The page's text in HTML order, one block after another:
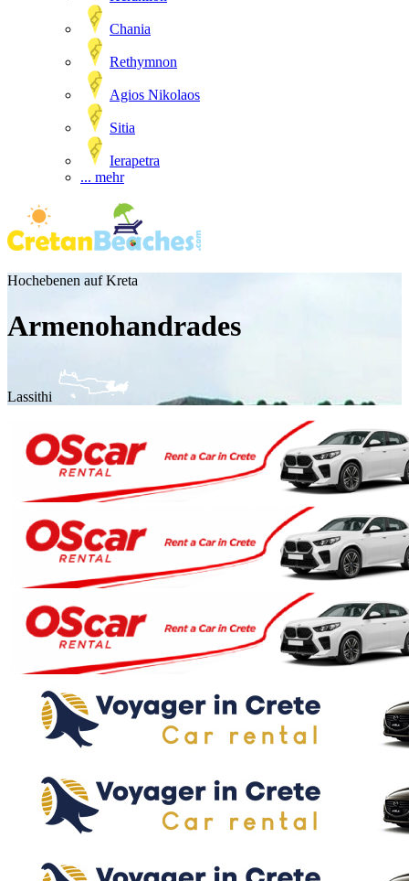
Chania
Rethymnon
Agios Nikolaos
Sitia
Ierapetra
... mehr
Hochebenen auf Kreta
Armenohandrades
Lassithi